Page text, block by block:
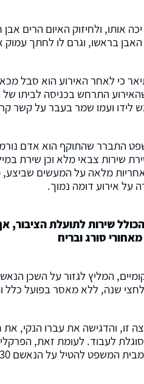
אותו, ולחיזוק האיום הרים
בראשו, וגרם לו לחתך עמוק
כי לאחר האירוע הוא סבל
התרחש בכניסה לביתו
לידו ועמו שמר בעבר על קשר
מלאה על המעשים שביצע,
על אירוע דומה נמוך.
שירות לתועלת
סורג ובריח
שנה, ללא מאסר בפועל
והדגישה את עברו הנקי, את
לעבוד. לעומת זאת,
על הנאשם 30 חודשי מאסר בפועל.